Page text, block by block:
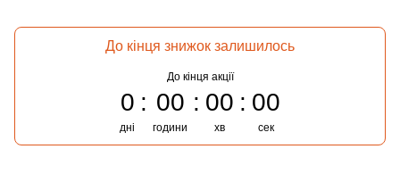
До кінця знижок залишилось
До кінця акції
0
дні
00
години
00
хв
00
сек